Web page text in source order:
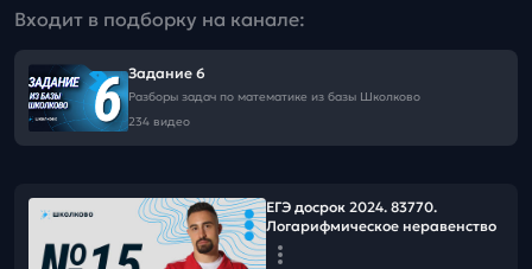
Входит в подборку на канале:
Задание 6
Разборы задач по математике из базы Школково
234 видео
ЕГЭ досрок 2024. 83770.
Логарифмическое неравенство